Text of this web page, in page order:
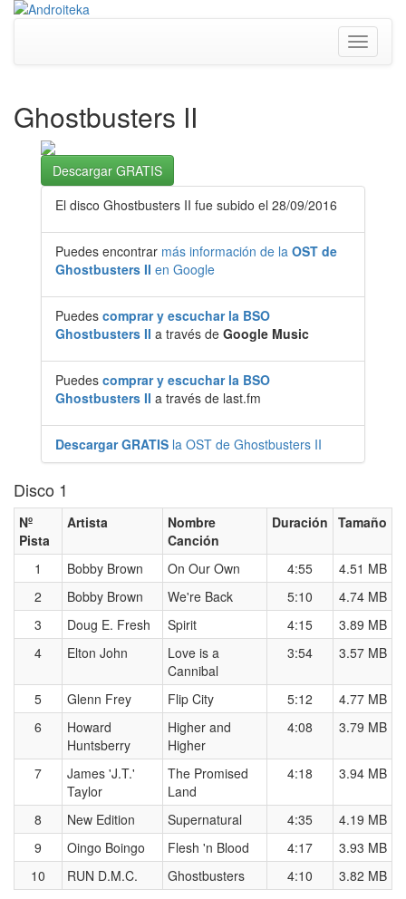
Toggle
Ghostbusters II
Descargar GRATIS
El disco Ghostbusters II fue subido el 28/09/2016
Puedes encontrar más información de la OST de
Ghostbusters II en Google
Puedes comprar y escuchar la BSO
Ghostbusters II a través de Google Music
Puedes comprar y escuchar la BSO
Ghostbusters II a través de last.fm
Descargar GRATIS la OST de Ghostbusters II
Disco 1
Nº
Pista
Artista
Nombre
Canción
Duración Tamaño
1 Bobby Brown On Our Own 4:55
4.51 MB
2
Bobby Brown We're Back 5:10
4.74 MB
3
Doug E. Fresh Spirit 4:15
3.89 MB
4
Elton John
Love is a
Cannibal
3:54 3.57 MB
5 Glenn Frey Flip City 5:12
4.77 MB
6
Howard
Huntsberry
Higher and
Higher
4:08 3.79 MB
7
James 'J.T.'
Taylor
The Promised
Land
4:18 3.94 MB
8 New Edition Supernatural 4:35
4.19 MB
9
Oingo Boingo Flesh 'n Blood 4:17
3.93 MB
10
RUN D.M.C. Ghostbusters 4:10 3.82 MB